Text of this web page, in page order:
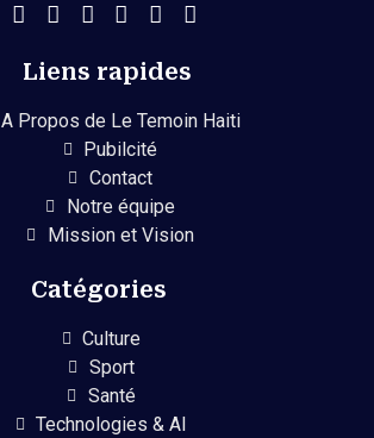
Liens rapides
A Propos de Le Temoin Haiti
Pubilcité
Contact
Notre équipe
Mission et Vision
Catégories
Culture
Sport
Santé
Technologies & AI